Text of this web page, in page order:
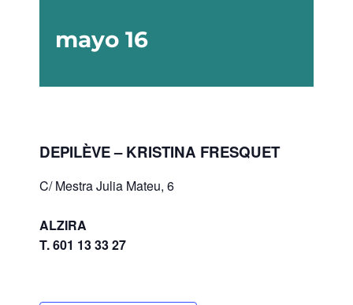
mayo 16
DEPILÈVE – KRISTINA FRESQUET
C/ Mestra Julia Mateu, 6
ALZIRA
T. 601 13 33 27